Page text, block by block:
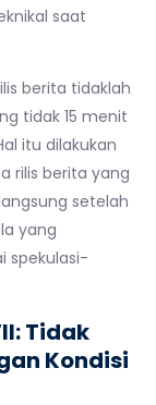
saat
berita tidaklah
tidak 15 menit
itu dilakukan
rilis berita yang
setelah
yang
spekulasi-
Tidak
Kondisi